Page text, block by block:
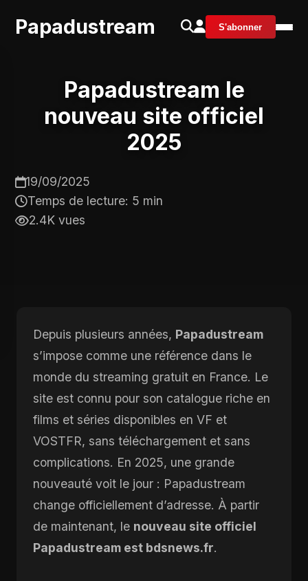
Papadustream S'abonner
Papadustream le
nouveau site officiel
2025
19/09/2025
Temps de lecture: 5 min
2.4K vues
Depuis plusieurs années, Papadustream
s’impose comme une référence dans le
monde du streaming gratuit en France. Le
site est connu pour son catalogue riche en
films et séries disponibles en VF et
VOSTFR, sans téléchargement et sans
complications. En 2025, une grande
nouveauté voit le jour : Papadustream
change officiellement d’adresse. À partir
de maintenant, le nouveau site officiel
Papadustream est bdsnews.fr.